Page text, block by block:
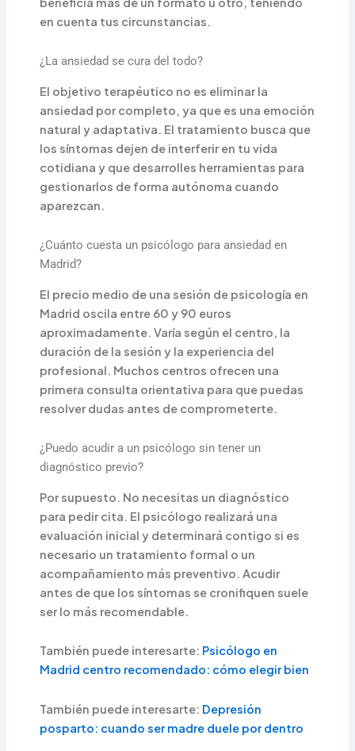
en cuenta tus circunstancias.
¿La ansiedad se cura del todo?
El objetivo terapéutico no es eliminar la
ansiedad por completo, ya que es una emoción
natural y adaptativa. El tratamiento busca que
los síntomas dejen de interferir en tu vida
cotidiana y que desarrolles herramientas para
gestionarlos de forma autónoma cuando
aparezcan.
¿Cuánto cuesta un psicólogo para ansiedad en
Madrid?
El precio medio de una sesión de psicología en
Madrid oscila entre 60 y 90 euros
aproximadamente. Varía según el centro, la
duración de la sesión y la experiencia del
profesional. Muchos centros ofrecen una
primera consulta orientativa para que puedas
resolver dudas antes de comprometerte.
¿Puedo acudir a un psicólogo sin tener un
diagnóstico previo?
Por supuesto. No necesitas un diagnóstico
para pedir cita. El psicólogo realizará una
evaluación inicial y determinará contigo si es
necesario un tratamiento formal o un
acompañamiento más preventivo. Acudir
antes de que los síntomas se cronifiquen suele
ser lo más recomendable.
También puede interesarte: Psicólogo en
Madrid centro recomendado: cómo elegir bien
También puede interesarte: Depresión
posparto: cuando ser madre duele por dentro